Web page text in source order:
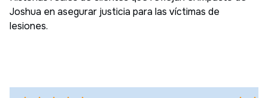
Joshua en asegurar justicia para las víctimas de
lesiones.